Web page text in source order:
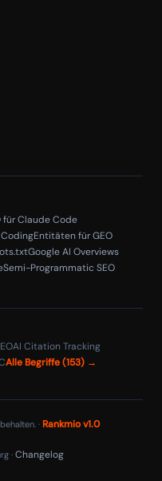
für Claude Code
Entitäten für GEO
Google AI Overviews
Semi-Programmatic SEO
AI Citation Tracking
Alle Begriffe (153) →
· Rankmio v1.0
· Changelog